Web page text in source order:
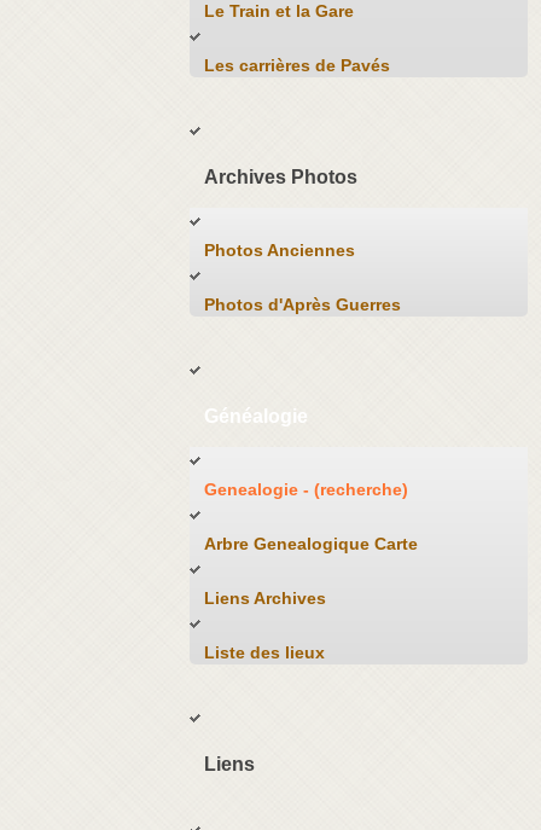
Le Train et la Gare
Les carrières de Pavés
Archives Photos
Photos Anciennes
Photos d'Après Guerres
Généalogie
Genealogie - (recherche)
Arbre Genealogique Carte
Liens Archives
Liste des lieux
Liens